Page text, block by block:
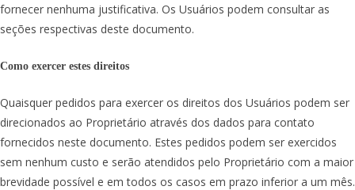
fornecer nenhuma justificativa. Os Usuários podem consultar as
seções respectivas deste documento.
Como exercer estes direitos
Quaisquer pedidos para exercer os direitos dos Usuários podem ser
direcionados ao Proprietário através dos dados para contato
fornecidos neste documento. Estes pedidos podem ser exercidos
sem nenhum custo e serão atendidos pelo Proprietário com a maior
brevidade possível e em todos os casos em prazo inferior a um mês.